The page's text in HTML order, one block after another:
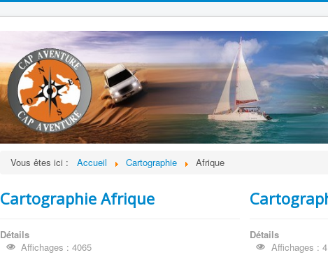
Vous êtes ici : Accueil Cartographie Afrique
Cartographie Afrique
Détails
Affichages : 4065
Détails
Affichages :